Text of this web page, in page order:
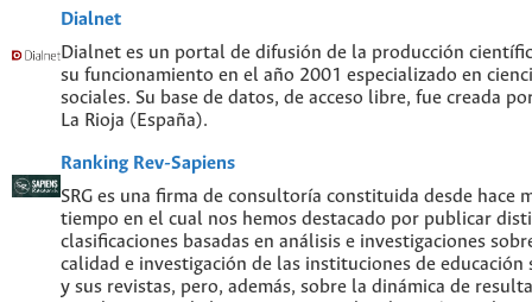
Dialnet
Dialnet es un portal de difusión de la producción
su funcionamiento en el año 2001 especializado en
sociales. Su base de datos, de acceso libre, fue creada
La Rioja (España).
Ranking Rev-Sapiens
SRG es una firma de consultoría constituida desde hace
tiempo en el cual nos hemos destacado por publicar
clasificaciones basadas en análisis e investigaciones
calidad e investigación de las instituciones de educación
y sus revistas, pero, además, sobre la dinámica de